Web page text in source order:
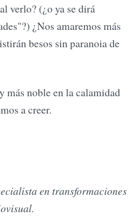
verlo? (¿o ya se dirá
¿Nos amaremos más
besos sin paranoia de
más noble en la calamidad
a creer.
en transformaciones